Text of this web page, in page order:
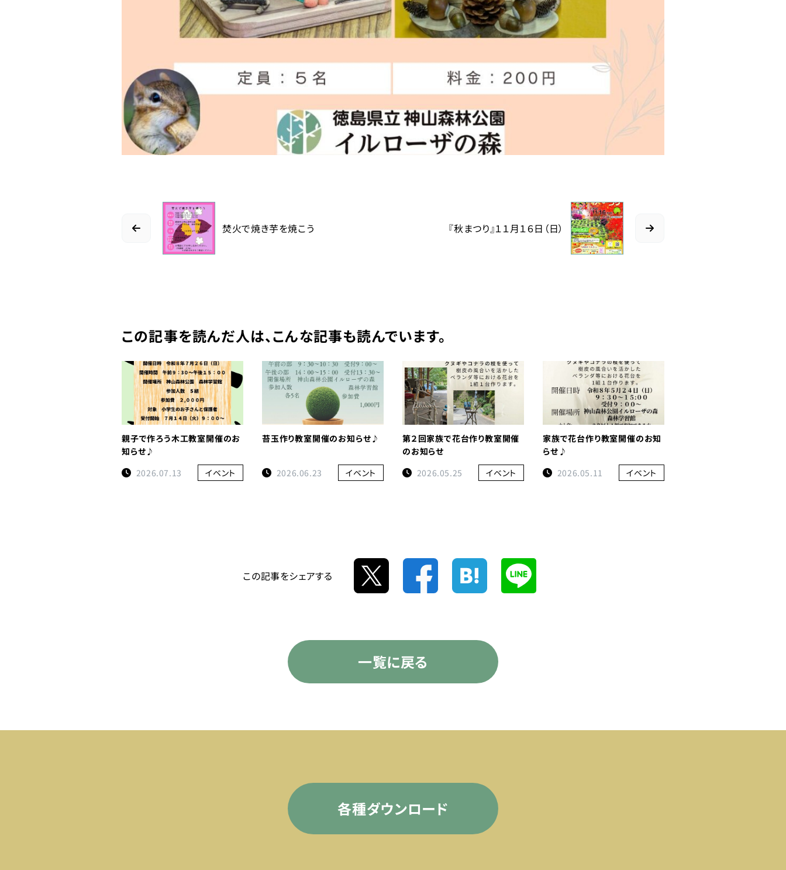
焚火で焼き芋を焼こう 『秋まつり』１１月１６日（日）
この記事を読んだ人は、こんな記事も読んでいます。
親子で作ろう木工教室開催のお
知らせ♪
2026.07.13
イベント
苔玉作り教室開催のお知らせ♪
2026.06.23 イベント
第２回家族で花台作り教室開催
のお知らせ
2026.05.25
イベント
家族で花台作り教室開催のお知
らせ♪
2026.05.11
イベント
この記事をシェアする
一覧に戻る
各種ダウンロード